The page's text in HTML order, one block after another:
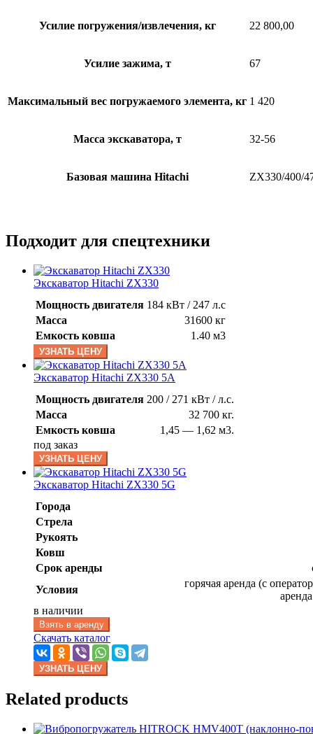
Усилие погружения/извлечения, кг 22 800,00
Усилие зажима, т 67
Максимальный вес погружаемого элемента, кг 1 420
Масса экскаватора, т 32-56
Базовая машина Hitachi ZX330/400/
Подходит для спецтехники
Экскаватор Hitachi ZX330
Мощность двигателя 184 кВт / 247 л.с
Масса
31600 кг
Емкость ковша
1.40 м3
УЗНАТЬ ЦЕНУ
Экскаватор Hitachi ZX330 5A
Мощность двигателя 200 / 271 кВт / л.с.
Масса
32 700 кг.
Емкость ковша
1,45 — 1,62 м3.
под заказ
УЗНАТЬ ЦЕНУ
Экскаватор Hitachi ZX330 5G
Города
Стрела
Рукоять
Ковш
Срок аренды
Условия
горячая аренда (с
в наличии
Взять в аренду
Скачать каталог
УЗНАТЬ ЦЕНУ
Related products